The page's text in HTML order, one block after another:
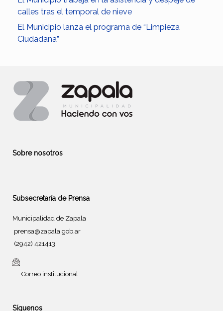
calles tras el temporal de nieve
El Municipio lanza el programa de “Limpieza
Ciudadana”
Sobre nosotros
Subsecretaría de Prensa
Municipalidad de Zapala
prensa@zapala.gob.ar
(2942) 421413
Correo institucional
Síguenos